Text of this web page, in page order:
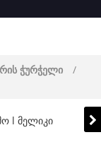
ჭურჭელი